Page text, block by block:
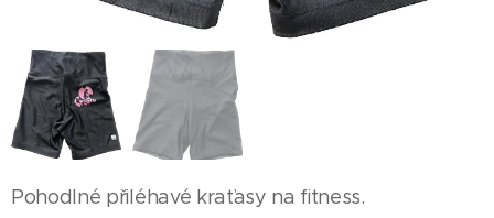
Pohodlné přiléhavé kraťasy na fitness.